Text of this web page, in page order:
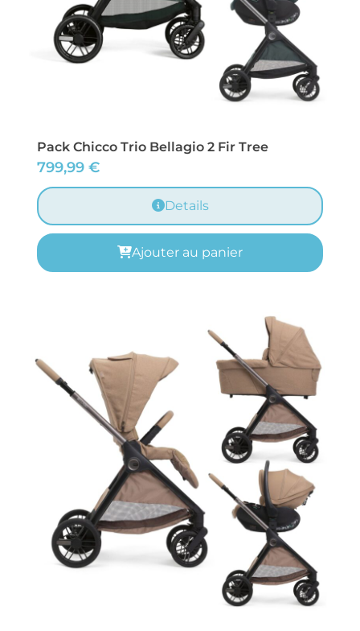
Pack Chicco Trio Bellagio 2 Fir Tree
799,99 €
Details
Ajouter au panier